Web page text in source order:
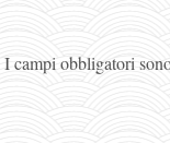
I campi obbligatori